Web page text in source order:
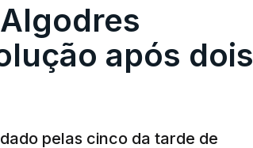
após dois
pelas cinco da tarde de